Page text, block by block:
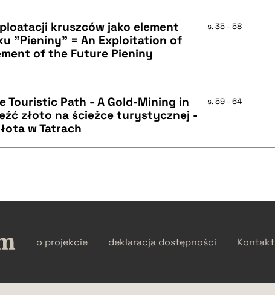
kruszców jako element
"Pieniny" = An Exploitation of
of the Future Pieniny
s. 35 - 58
Touristic Path - A Gold-Mining in
złoto na ścieżce turystycznej -
w Tatrach
s. 59 - 64
o projekcie deklaracja dostępności Kontakt